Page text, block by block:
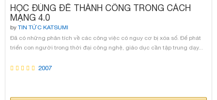
HỌC ĐÚNG ĐỂ THÀNH CÔNG TRONG CÁCH
MẠNG 4.0
by TIN TỨC KATSUMI
Đã có những phân tích về các công việc có nguy cơ bị xóa sổ. Để phát
triển con người trong thời đại công nghệ, giáo dục cần tập trung dạy...
2007